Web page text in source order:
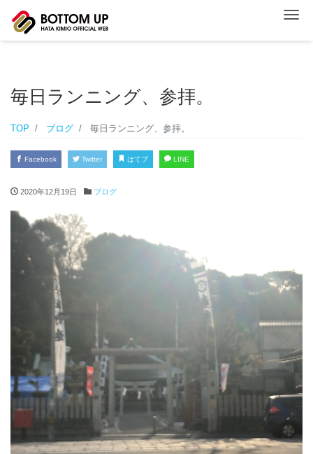
ナ
毎日ランニング、参拝。
TOP ブログ 毎日ランニング、参拝。
Facebook Twitter はてブ LINE
2020年12月19日 ブログ